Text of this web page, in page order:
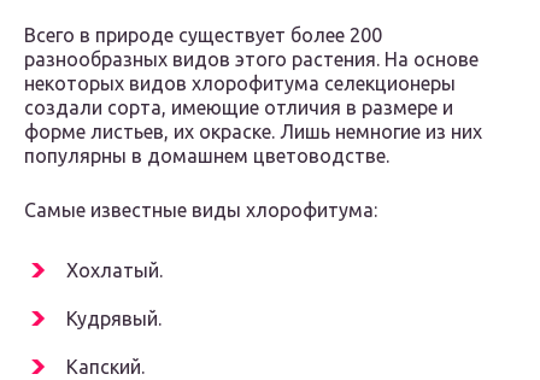
Всего в природе существует более 200
разнообразных видов этого растения. На основе
некоторых видов хлорофитума селекционеры
создали сорта, имеющие отличия в размере и
форме листьев, их окраске. Лишь немногие из них
популярны в домашнем цветоводстве.
Самые известные виды хлорофитума:
Хохлатый.
Кудрявый.
Капский.